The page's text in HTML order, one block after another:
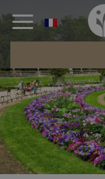
to
content